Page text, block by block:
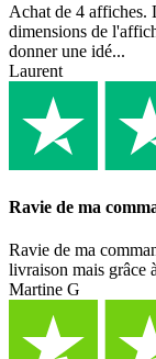
Achat de 4 affiches.
dimensions de
donner une idé...
Laurent
Ravie de ma
Ravie de ma
livraison mais grâce
Martine G